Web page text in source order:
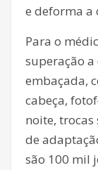
e deforma a
Para o
superação
embaçada,
cabeça,
noite,
de
são 100 mil